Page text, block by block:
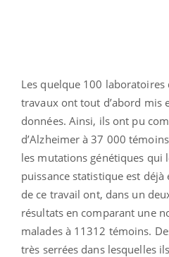
Les quelque 100
travaux ont tout d’abord mis
données. Ainsi, ils ont pu
d’Alzheimer à 37 000
les mutations génétiques qui
puissance statistique est
de ce travail ont, dans un
résultats en comparant une
malades à 11312 témoins.
très serrées dans lesquelles